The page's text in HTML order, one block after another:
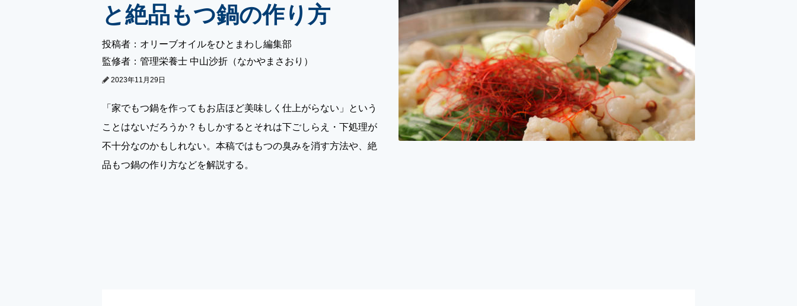
と絶品もつ鍋の作り方
投稿者：オリーブオイルをひとまわし編集部
監修者：管理栄養士 中山沙折（なかやまさおり）
2023年11月29日
「家でもつ鍋を作ってもお店ほど美味しく仕上がらない」という
ことはないだろうか？もしかするとそれは下ごしらえ・下処理が
不十分なのかもしれない。本稿ではもつの臭みを消す方法や、絶
品もつ鍋の作り方などを解説する。